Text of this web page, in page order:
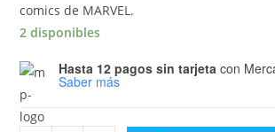
comics de MARVEL.
2 disponibles
Hasta 12 pagos sin tarjeta con
Saber más